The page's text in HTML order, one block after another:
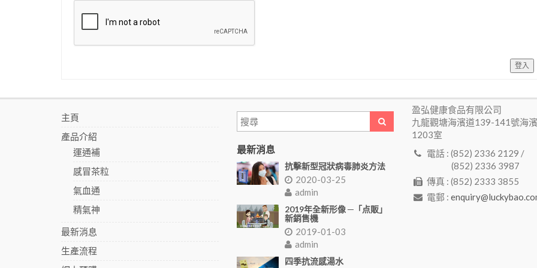
登入
主頁
產品介紹
運通補
感冒茶粒
氣血通
精氣神
最新消息
生產流程
最新消息
抗擊新型冠狀病毒肺炎方法
2020-03-25
admin
2019年全新形像 ─「点販」
新銷售機
2019-01-03
admin
四季抗流感湯水
盈弘健康食品有限公司
九龍觀塘海濱道139-141號海
1203室
電話 : (852) 2336 2129 /
(852) 2336 3987
傳真 : (852) 2333 3855
電郵 :